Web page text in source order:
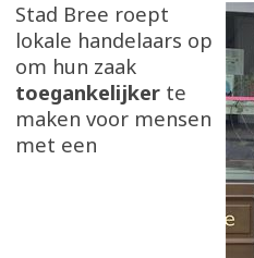
Stad Bree roept
lokale handelaars op
om hun zaak
toegankelijker te
maken voor mensen
met een